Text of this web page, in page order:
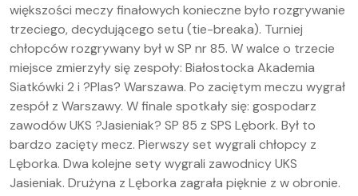
większości meczy finałowych konieczne było rozgrywanie
trzeciego, decydującego setu (tie-breaka). Turniej
chłopców rozgrywany był w SP nr 85. W walce o trzecie
miejsce zmierzyły się zespoły: Białostocka Akademia
Siatkówki 2 i ?Plas? Warszawa. Po zaciętym meczu wygrał
zespół z Warszawy. W finale spotkały się: gospodarz
zawodów UKS ?Jasieniak? SP 85 z SPS Lębork. Był to
bardzo zacięty mecz. Pierwszy set wygrali chłopcy z
Lęborka. Dwa kolejne sety wygrali zawodnicy UKS
Jasieniak. Drużyna z Lęborka zagrała pięknie z w obronie.